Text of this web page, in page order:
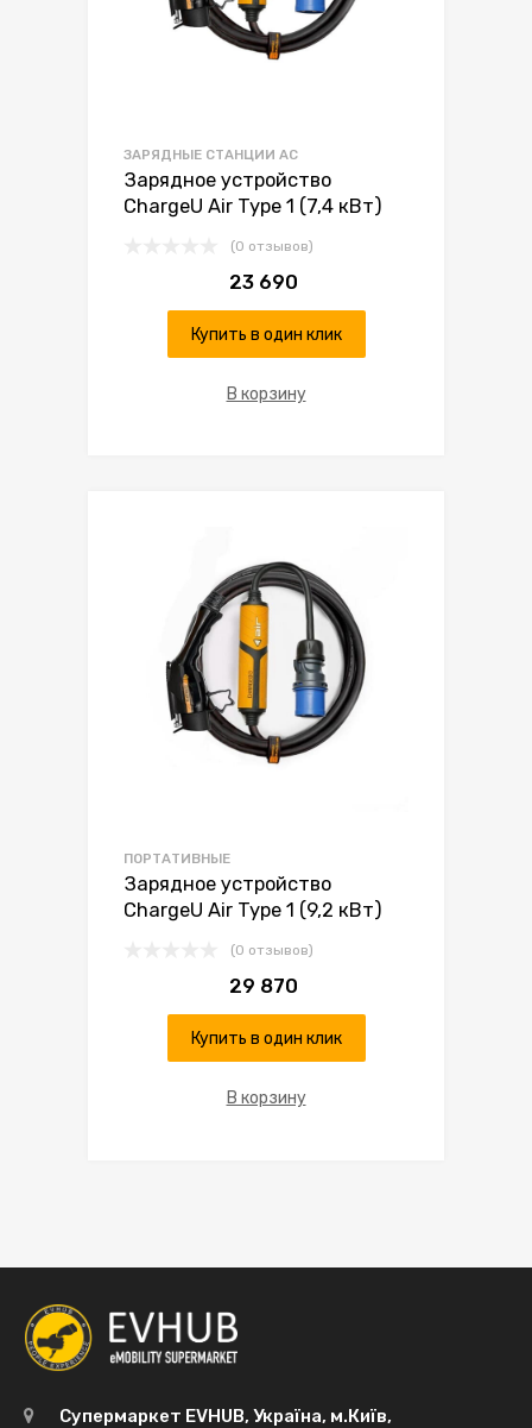
ЗАРЯДНЫЕ СТАНЦИИ AC
Зарядное устройство
ChargeU Air Type 1 (7,4 кВт)
(0 отзывов)
23 690
Купить в один клик
В корзину
ПОРТАТИВНЫЕ
Зарядное устройство
ChargeU Air Type 1 (9,2 кВт)
(0 отзывов)
29 870
Купить в один клик
В корзину
Супермаркет EVHUB, Україна, м.Київ,